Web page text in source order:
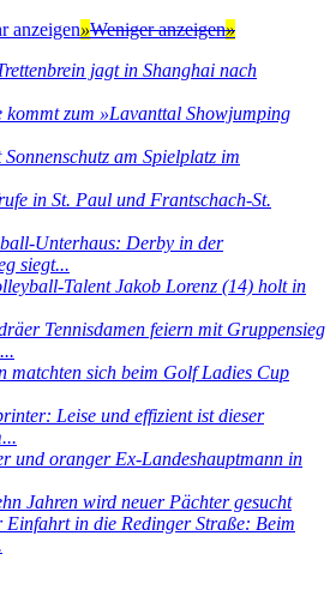
anzeigen»Weniger anzeigen»
jagt in Shanghai nach
zum »Lavanttal Showjumping
am Spielplatz im
in St. Paul und Frantschach-St.
Unterhaus: Derby in der
siegt...
Talent Jakob Lorenz (14) holt in
Tennisdamen feiern mit Gruppensieg
matchten sich beim Golf Ladies Cup
Leise und effizient ist dieser
und oranger Ex-Landeshauptmann in
Jahren wird neuer Pächter gesucht
in die Redinger Straße: Beim